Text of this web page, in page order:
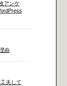
アンケ
由
夫して